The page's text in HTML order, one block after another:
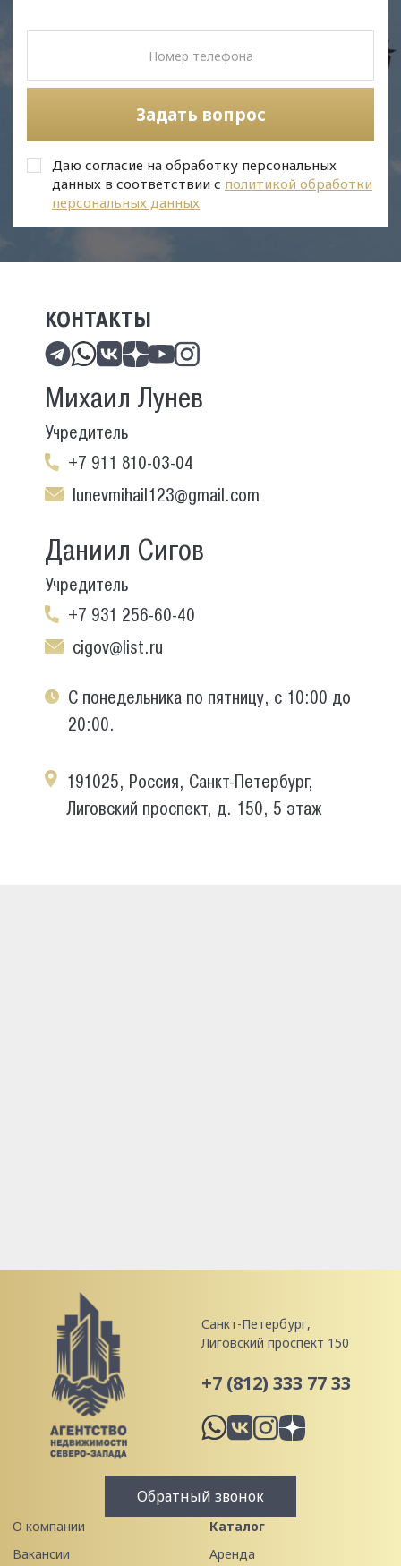
Задать вопрос
Даю согласие на обработку персональных
данных в соответствии с политикой обработки
персональных данных
КОНТАКТЫ
Михаил Лунев
Учредитель
+7 911 810-03-04
lunevmihail123@gmail.com
Даниил Сигов
Учредитель
+7 931 256-60-40
cigov@list.ru
С понедельника по пятницу, с 10:00 до
20:00.
191025, Россия, Санкт-Петербург,
Лиговский проспект, д. 150, 5 этаж
Санкт-Петербург,
Лиговский проспект 150
+7 (812) 333 77 33
Обратный звонок
О компании
Вакансии
Каталог
Аренда